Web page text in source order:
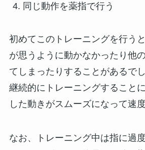
同じ動作を薬指で行う
初めてこのトレーニングを行う
が思うように動かなかったり他
てしまったりすることがあるで
継続的にトレーニングすること
した動きがスムーズになって速
なお、トレーニング中は指に過